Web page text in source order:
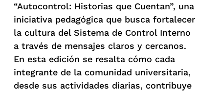
“Autocontrol: Historias que Cuentan”, una
iniciativa pedagógica que busca fortalecer
la cultura del Sistema de Control Interno
a través de mensajes claros y cercanos.
En esta edición se resalta cómo cada
integrante de la comunidad universitaria,
desde sus actividades diarias, contribuye